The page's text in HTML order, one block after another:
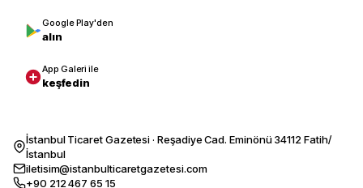
Google Play'den
alın
App Galeri ile
keşfedin
İstanbul Ticaret Gazetesi · Reşadiye Cad. Eminönü 34112 Fatih/
İstanbul
iletisim@istanbulticaretgazetesi.com
+90 212 467 65 15